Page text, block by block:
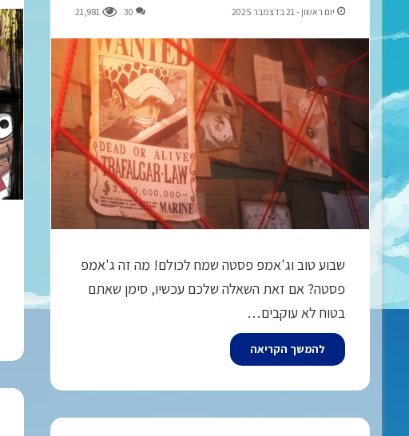
יום ראשון - 21 בדצמבר 2025 30
21,981
שבוע טוב וג'אמפ פסטה שמח לכולם! מה זה ג'אמפ
פסטה? אם זאת השאלה שלכם עכשיו, סימן שאתם
בטוח לא עוקבים…
להמשך הקריאה